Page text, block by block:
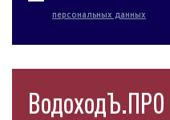
персональных данных
ВодоходЪ.ПРО